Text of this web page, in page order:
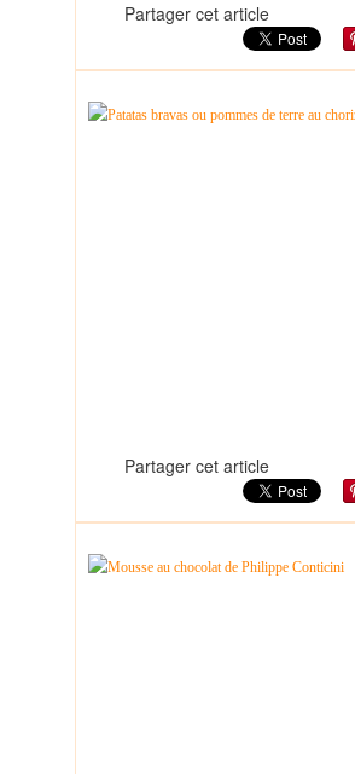
Partager cet article
Partager cet article